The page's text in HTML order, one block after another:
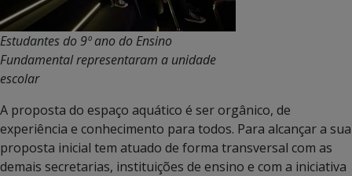
Estudantes do 9º ano do Ensino
Fundamental representaram a unidade
escolar
A proposta do espaço aquático é ser orgânico, de
experiência e conhecimento para todos. Para alcançar a sua
proposta inicial tem atuado de forma transversal com as
demais secretarias, instituições de ensino e com a iniciativa